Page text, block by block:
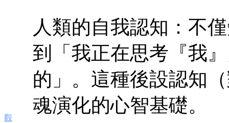
觀
人類的自我認知：不
到「我正在思考『我
的」。這種後設認知
魂演化的心智基礎。